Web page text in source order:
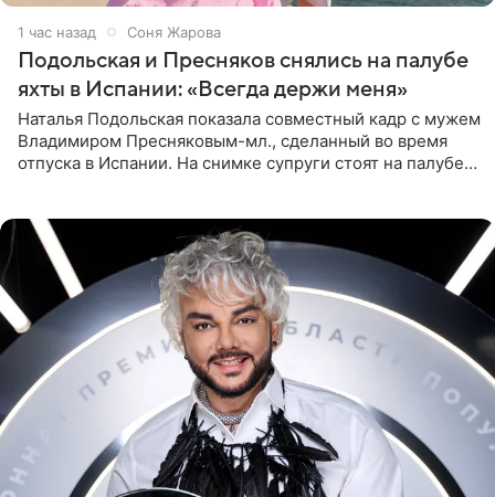
1 час назад Соня Жарова
Подольская и Пресняков снялись на палубе
яхты в Испании: «Всегда держи меня»
Наталья Подольская показала совместный кадр с мужем
Владимиром Пресняковым-мл., сделанный во время
отпуска в Испании. На снимке супруги стоят на палубе